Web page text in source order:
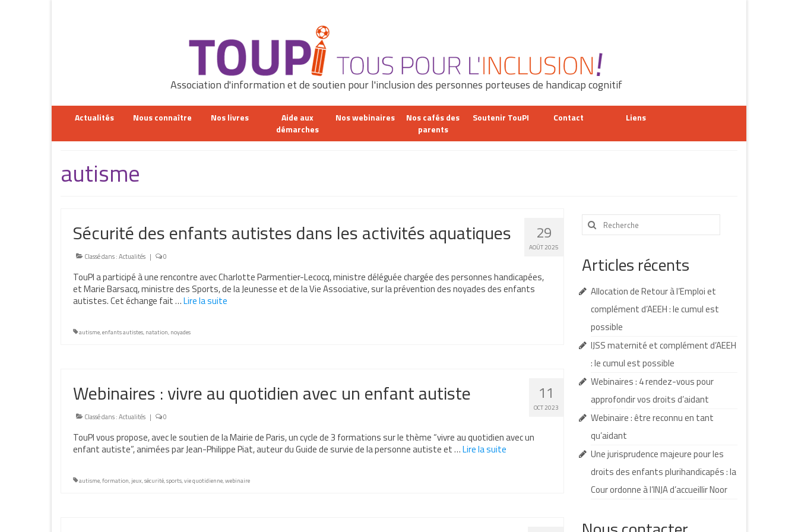
Association d'information et de soutien pour l'inclusion des personnes porteuses de handicap cognitif
Actualités Nous connaître Nos livres
Aide aux
démarches
Nos webinaires
Nos cafés des
parents
Soutenir TouPI Contact Liens
autisme
29
AOÛT 2025
Sécurité des enfants autistes dans les activités aquatiques
Classé dans :Actualités | 0
TouPI a participé à une rencontre avec Charlotte Parmentier-Lecocq, ministre déléguée chargée des personnes handicapées,
et Marie Barsacq, ministre des Sports, de la Jeunesse et de la Vie Associative, sur la prévention des noyades des enfants
autistes. Cet échange fait …Lire la suite­­
autisme,enfants autistes, natation, noyades
11
OCT 2023
Webinaires : vivre au quotidien avec un enfant autiste
Classé dans :Actualités | 0
TouPI vous propose, avec le soutien de la Mairie de Paris, un cycle de 3 formations sur le thème “vivre au quotidien avec un
enfant autiste”, animées par Jean-Philippe Piat, auteur du Guide de survie de la personne autiste et …Lire la suite­­
autisme,formation, jeux,sécurité,sports,vie quotidienne,webinaire
Rechercher
:
Articles récents
Allocation de Retour à l’Emploi et
complément d’AEEH : le cumul est
possible
IJSS maternité et complément d’AEEH
: le cumul est possible
Webinaires : 4 rendez-vous pour
approfondir vos droits d’aidant
Webinaire : être reconnu en tant
qu’aidant
Une jurisprudence majeure pour les
droits des enfants plurihandicapés : la
Cour ordonne à l’INJA d’accueillir Noor